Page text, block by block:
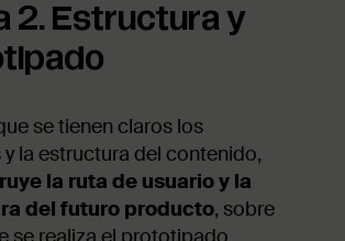
2. Estructura y
se tienen claros los
la estructura del contenido,
la ruta de usuario y la
del futuro producto, sobre